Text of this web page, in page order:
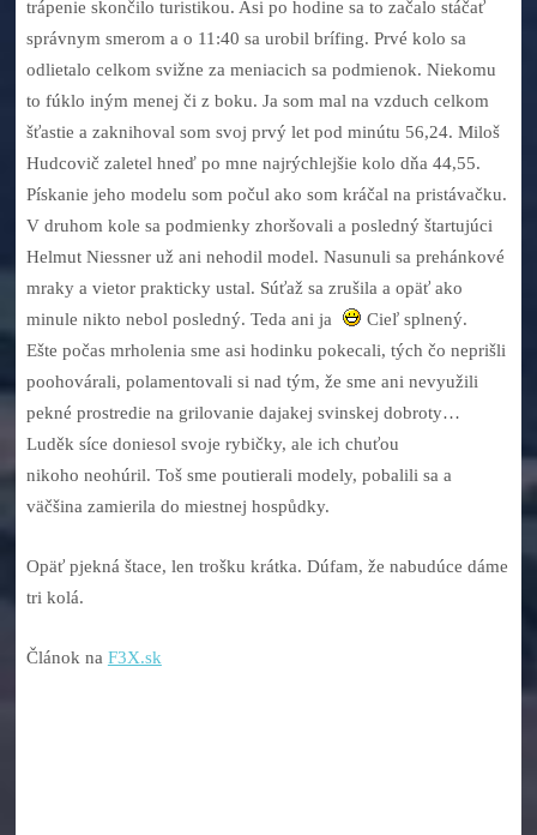
trápenie skončilo turistikou. Asi po hodine sa to začalo stáčať
správnym smerom a o 11:40 sa urobil brífing. Prvé kolo sa
odlietalo celkom svižne za meniacich sa podmienok. Niekomu
to fúklo iným menej či z boku. Ja som mal na vzduch celkom
šťastie a zaknihoval som svoj prvý let pod minútu 56,24. Miloš
Hudcovič zaletel hneď po mne najrýchlejšie kolo dňa 44,55.
Pískanie jeho modelu som počul ako som kráčal na pristávačku.
V druhom kole sa podmienky zhoršovali a posledný štartujúci
Helmut Niessner už ani nehodil model. Nasunuli sa prehánkové
mraky a vietor prakticky ustal. Súťaž sa zrušila a opäť ako
minule nikto nebol posledný. Teda ani ja
Cieľ splnený.
Ešte počas mrholenia sme asi hodinku pokecali, tých čo neprišli
poohovárali, polamentovali si nad tým, že sme ani nevyužili
pekné prostredie na grilovanie dajakej svinskej dobroty…
Luděk síce doniesol svoje rybičky, ale ich chuťou
nikoho neohúril. Toš sme poutierali modely, pobalili sa a
väčšina zamierila do miestnej hospůdky.
Opäť pjekná štace, len trošku krátka. Dúfam, že nabudúce dáme
tri kolá.
Článok na F3X.sk